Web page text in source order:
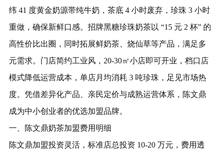
纬 41 度黄金奶源带纯牛奶，茶底 4 小时废弃，珍珠 3 小时
重做，确保新鲜口感。招牌黑糖珍珠奶茶以 “15 元 2 杯” 的
高性价比出圈，同时拓展鲜奶茶、烧仙草等产品，满足多
元需求。门店简约工业风，20-30㎡小店即可开业，档口店
模式降低运营成本，单店月均消耗 3 吨珍珠，足见市场热
度。凭借差异化产品、亲民定价与成熟运营体系，陈文鼎
成为中小创业者的优选加盟品牌。
一、
陈文鼎奶茶加盟费用明细
陈文鼎加盟投资灵活，标准店总投资 10-20 万元，费用透